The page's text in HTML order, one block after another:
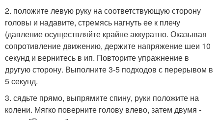
2. положите левую руку на соответствующую сторону
головы и надавите, стремясь нагнуть ее к плечу
(давление осуществляйте крайне аккуратно. Оказывая
сопротивление движению, держите напряжение шеи 10
секунд и вернитесь в ип. Повторите упражнение в
другую сторону. Выполните 3-5 подходов с перерывом в
5 секунд.
3. сядьте прямо, выпрямите спину, руки положите на
колени. Мягко поверните голову влево, затем двумя -